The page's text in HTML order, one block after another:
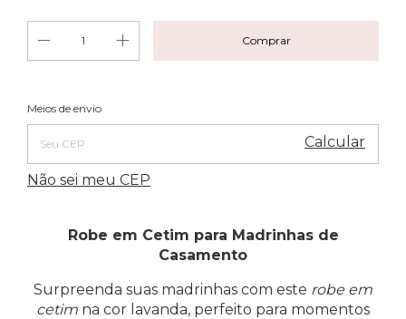
Entregas para o CEP:
Meios de envio
Calcular
Não sei meu CEP
Robe em Cetim para Madrinhas de
Casamento
Surpreenda suas madrinhas com este robe em
cetim na cor lavanda, perfeito para momentos